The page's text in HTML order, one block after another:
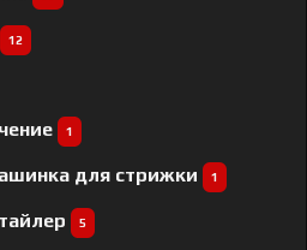
12
1
для стрижки 1
5